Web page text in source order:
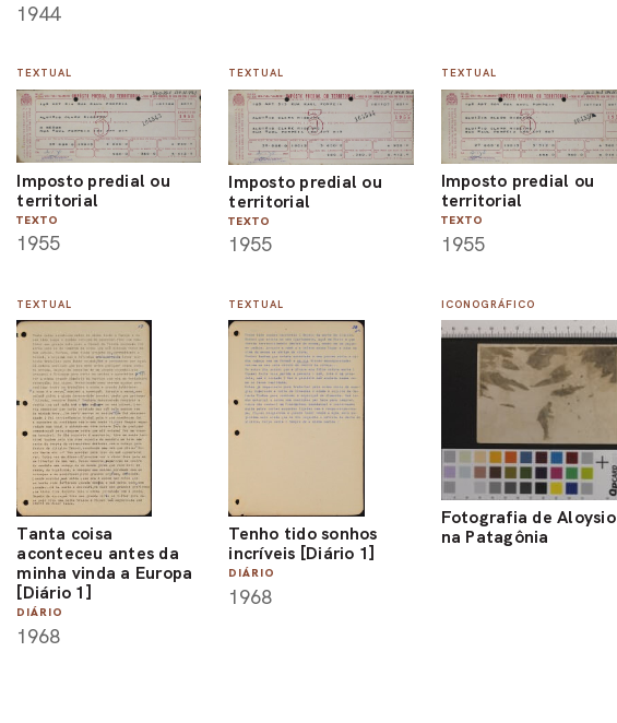
1944
TEXTUAL
Imposto predial ou
territorial
TEXTO
1955
TEXTUAL
Imposto predial ou
territorial
TEXTO
1955
TEXTUAL
Imposto predial ou
territorial
TEXTO
1955
TEXTUAL
Tanta coisa
aconteceu antes da
minha vinda a Europa
[Diário 1]
DIÁRIO
1968
TEXTUAL
Tenho tido sonhos
incríveis [Diário 1]
DIÁRIO
1968
ICONOGRÁFICO
Fotografia de Aloysio
na Patagônia